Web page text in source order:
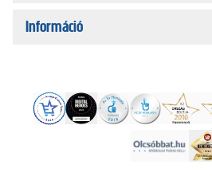
Információ